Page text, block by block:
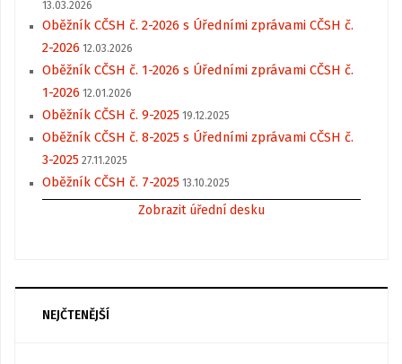
13.03.2026
Oběžník CČSH č. 2-2026 s Úředními zprávami CČSH č.
2-2026 12.03.2026
Oběžník CČSH č. 1-2026 s Úředními zprávami CČSH č.
1-2026 12.01.2026
Oběžník CČSH č. 9-2025 19.12.2025
Oběžník CČSH č. 8-2025 s Úředními zprávami CČSH č.
3-2025 27.11.2025
Oběžník CČSH č. 7-2025 13.10.2025
Zobrazit úřední desku
NEJČTENĚJŠÍ